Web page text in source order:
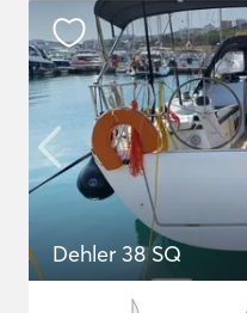
Dehler 38 SQ